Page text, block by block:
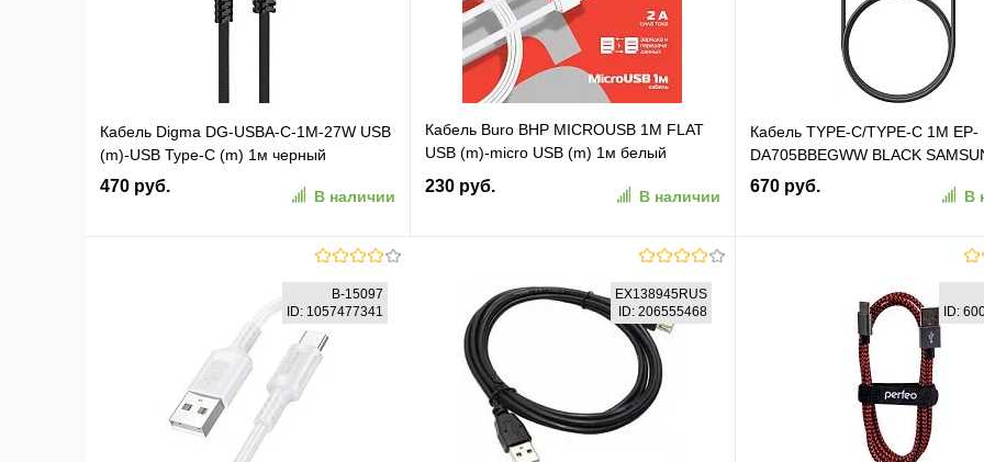
Кабель Digma DG-USBA-С-1M-27W USB
(m)-USB Type-C (m) 1м черный
470 руб.
В наличии
В избранное К сравнению
Кабель Buro BHP MICROUSB 1M FLAT
USB (m)-micro USB (m) 1м белый
плоский
230 руб.
В наличии
В корзину
В избранное К сравнению
Кабель TYPE-C/TYPE-C 1M EP-
DA705BBEGWW BLACK
670 руб.
В
В корзину
В избранное К
B-15097
ID: 1057477341
EX138945RUS
ID: 206555468
ID: